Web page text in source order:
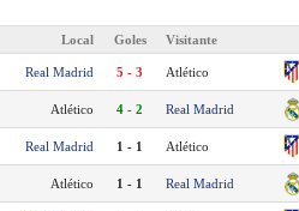
Local Goles Visitante
Real Madrid 5 - 3 Atlético
Atlético 4 - 2 Real Madrid
Real Madrid 1 - 1 Atlético
Atlético 1 - 1 Real Madrid